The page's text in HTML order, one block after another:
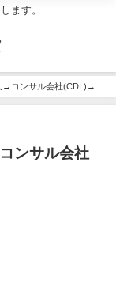
ます。
→コンサル会社(CDI )→実
ンサル会社